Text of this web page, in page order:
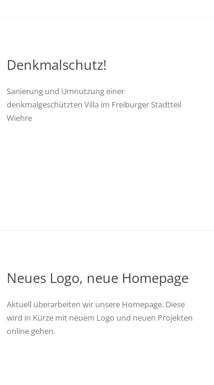
Denkmalschutz!
Sanierung und Umnutzung einer
denkmalgeschützten Villa im Freiburger Stadtteil
Wiehre
Neues Logo, neue Homepage
Aktuell überarbeiten wir unsere Homepage. Diese
wird in Kürze mit neuem Logo und neuen Projekten
online gehen.